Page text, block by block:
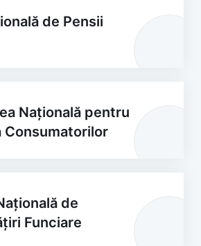
de Pensii
Națională pentru
Consumatorilor
de
Funciare